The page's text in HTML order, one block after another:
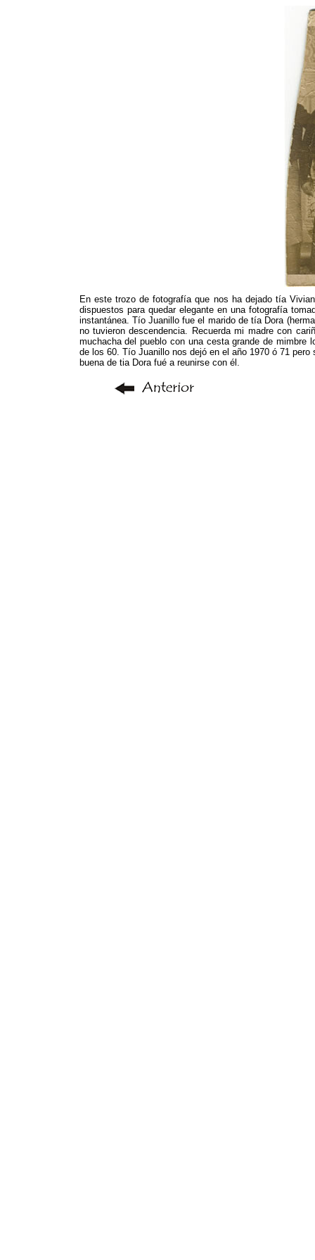
En este trozo de fotografía que nos ha dejado tía
dispuestos para quedar elegante en una fotografía
instantánea. Tío Juanillo fue el marido de tía Dora
no tuvieron descendencia. Recuerda mi madre con
muchacha del pueblo con una cesta grande de
de los 60. Tío Juanillo nos dejó en el año 1970 ó 71
buena de tia Dora fué a reunirse con él.